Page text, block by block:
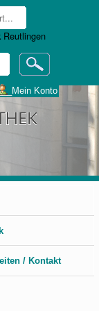
Konto
/ Kontakt